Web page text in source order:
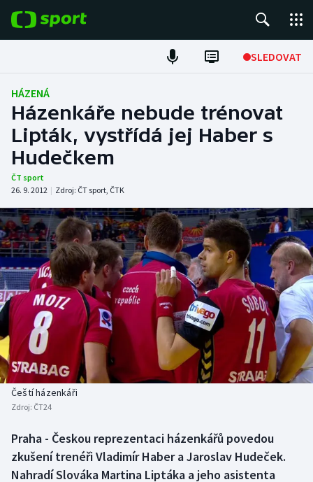
SLEDOVAT
Fotbal
Hokej
Tenis
Atletika
Cyklistika
DALŠÍ SPORTY
Americký fotbal
Baseball a softbal
Basketbal
Biatlon
Box
NEPŘEHLÉDNĚTE
Soutěže
Historické návraty
Aplikace ČT sport
HÁZENÁ
Házenkáře nebude trénovat
Lipták, vystřídá jej Haber s
Hudečkem
ČT sport
26. 9. 2012 | Zdroj: ČT sport, ČTK
Čeští házenkáři
Zdroj: ČT24
Praha - Českou reprezentaci házenkářů povedou
zkušení trenéři Vladimír Haber a Jaroslav Hudeček.
Nahradí Slováka Martina Liptáka a jeho asistenta